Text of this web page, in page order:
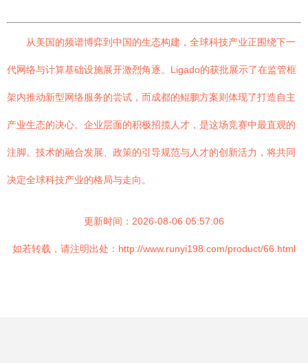
从美国的频谱博弈到中国的生态构建，全球科技产业正围绕下一
代网络与计算基础设施展开激烈角逐。Ligado的获批展示了在监管框
架内推动新型网络服务的尝试，而成都的鲲鹏方案则体现了打造自主
产业生态的决心。企业层面的积极招揽人才，是这场竞赛中最直观的
注脚。技术的融合发展、政策的引导规范与人才的创新活力，将共同
决定全球科技产业的格局与走向。
更新时间：2026-08-06 05:57:06
如若转载，请注明出处：http://www.runyi198.com/product/66.html